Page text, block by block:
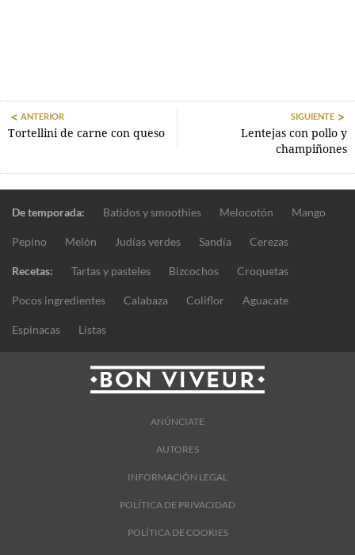
ANTERIOR
Tortellini de carne con queso
SIGUIENTE
Lentejas con pollo y
champiñones
De temporada: Batidos y smoothies Melocotón Mango
Pepino Melón Judías verdes Sandía Cerezas
Recetas: Tartas y pasteles Bizcochos Croquetas
Pocos ingredientes Calabaza Coliflor Aguacate
Espinacas Listas
ANÚNCIATE
AUTORES
INFORMACIÓN LEGAL
POLÍTICA DE PRIVACIDAD
POLÍTICA DE COOKIES